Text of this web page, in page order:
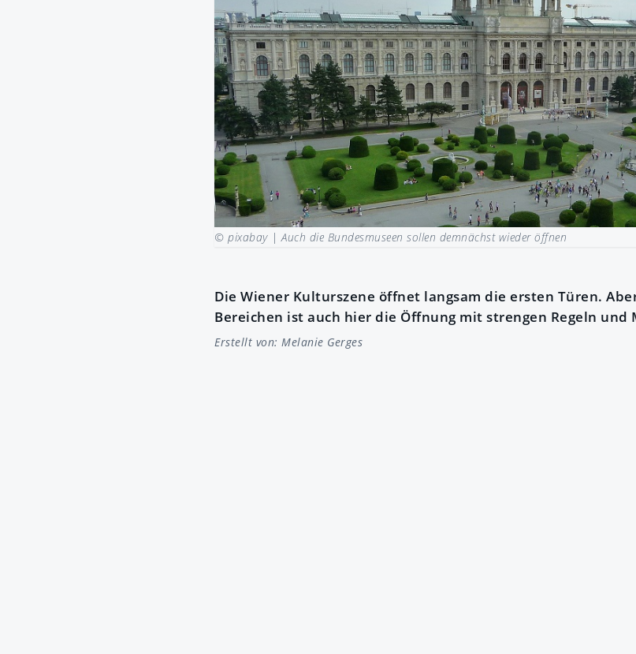
© pixabay | Auch die Bundesmuseen sollen demnächst wieder öffnen
Die Wiener Kulturszene öffnet langsam die ersten Türen.
Bereichen ist auch hier die Öffnung mit strengen Regeln
Erstellt von: Melanie Gerges